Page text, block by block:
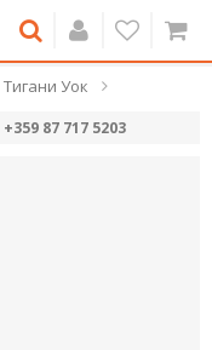
Тигани Уок
+359 87 717 5203